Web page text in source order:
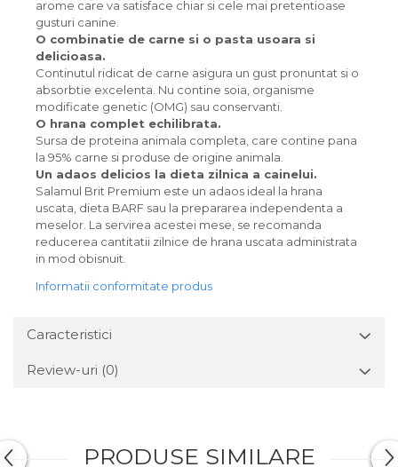
arome care va satisface chiar si cele mai pretentioase
gusturi canine.
O combinatie de carne si o pasta usoara si
delicioasa.
Continutul ridicat de carne asigura un gust pronuntat si o
absorbtie excelenta. Nu contine soia, organisme
modificate genetic (OMG) sau conservanti.
O hrana complet echilibrata.
Sursa de proteina animala completa, care contine pana
la 95% carne si produse de origine animala.
Un adaos delicios la dieta zilnica a cainelui.
Salamul Brit Premium este un adaos ideal la hrana
uscata, dieta BARF sau la prepararea independenta a
meselor. La servirea acestei mese, se recomanda
reducerea cantitatii zilnice de hrana uscata administrata
in mod obisnuit.
Informatii conformitate produs
Caracteristici
Review-uri (0)
PRODUSE SIMILARE